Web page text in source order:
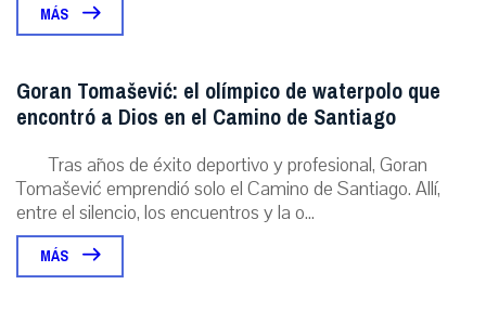
MÁS
Goran Tomašević: el olímpico de waterpolo que
encontró a Dios en el Camino de Santiago
Tras años de éxito deportivo y profesional, Goran
Tomašević emprendió solo el Camino de Santiago. Allí,
entre el silencio, los encuentros y la o...
MÁS